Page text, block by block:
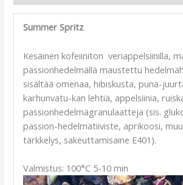
Summer Spritz
Kesäinen kofeiiniton veriappelsiinilla,
passionhedelmällä maustettu
sisältää omenaa, hibiskusta, puna-
karhunvatu-kan lehtiä, appelsiinia,
passionhedelmägranulaatteja (sis.
passion-hedelmätiiviste, aprikoosi,
tärkkelys, sakeuttamisaine E401).
Valmistus: 100°C 5-10 min